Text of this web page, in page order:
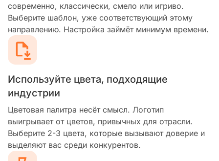
современно, классически, смело или игриво.
Выберите шаблон, уже соответствующий этому
направлению. Настройка займёт минимум времени.
Используйте цвета, подходящие
индустрии
Цветовая палитра несёт смысл. Логотип
выигрывает от цветов, привычных для отрасли.
Выберите 2-3 цвета, которые вызывают доверие и
выделяют вас среди конкурентов.